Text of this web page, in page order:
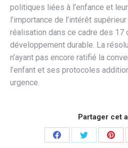
politiques liées à l’enfance et
l’importance de l’intérêt
réalisation dans ce cadre des 17
développement durable. La
n’ayant pas encore ratifié la
l’enfant et ses protocoles
urgence.
Partager cet
PartagerPartager